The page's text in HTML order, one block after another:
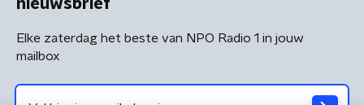
nieuwsbrief
Elke zaterdag het beste van NPO Radio 1 in jouw
mailbox